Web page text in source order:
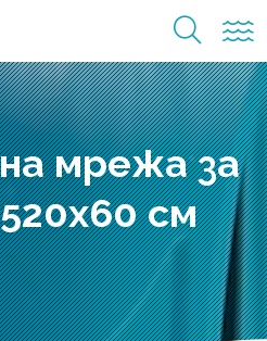
мрежа за
см